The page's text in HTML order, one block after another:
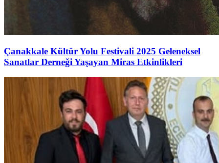
Çanakkale Kültür Yolu Festivali 2025 Geleneksel
Sanatlar Derneği Yaşayan Miras Etkinlikleri